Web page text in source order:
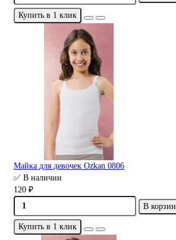
Купить в 1 клик
Майка для девочек Ozkan 0806
✅ В наличии
120 ₽
В
Купить в 1 клик